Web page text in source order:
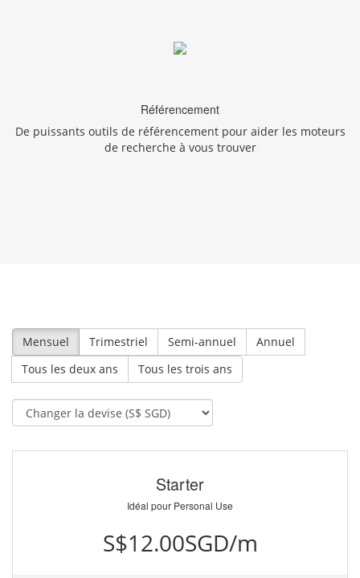
Référencement
De puissants outils de référencement pour aider les moteurs
de recherche à vous trouver
Mensuel Trimestriel Semi-annuel
Annuel
Tous les deux ans
Tous les trois ans
Starter
Idéal pour Personal Use
S$12.00SGD/m